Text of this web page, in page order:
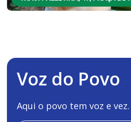
Voz do Povo
Aqui o povo tem voz e vez.